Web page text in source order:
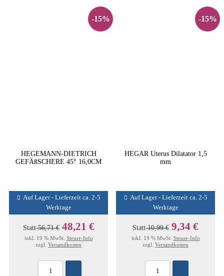
-15%
HEGEMANN-DIETRICH
GEFÄßSCHERE 45° 16,0CM
Auf Lager - Lieferzeit ca. 2-5
Werktage
Statt56,71 € 48,21 €
inkl. 19 % MwSt. Steuer-Info
zzgl. Versandkosten
-15%
HEGAR Uterus Dilatator 1,5
mm
Auf Lager - Lieferzeit ca. 2-5
Werktage
Statt10,99 € 9,34 €
inkl. 19 % MwSt. Steuer-Info
zzgl. Versandkosten